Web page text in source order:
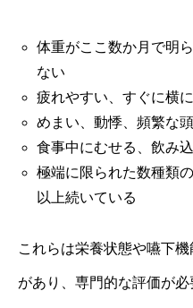
体重がここ数か月で明
ない
疲れやすい、すぐに横
めまい、動悸、頻繁な
食事中にむせる、飲み
極端に限られた数種類
以上続いている
これらは栄養状態や嚥下
があり、専門的な評価が必